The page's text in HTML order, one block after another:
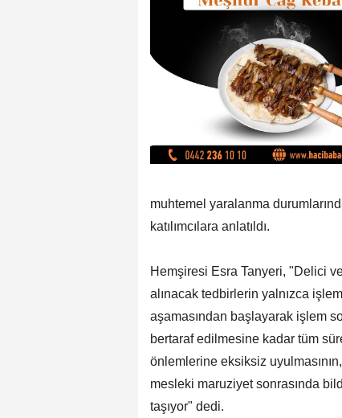
muhtemel yaralanma
katılımcılara anlatıldı.
Hemşiresi Esra Tanyeri, "Delici
alınacak tedbirlerin yalnızca
aşamasından başlayarak işlem
bertaraf edilmesine kadar tüm
önlemlerine eksiksiz
mesleki maruziyet sonrasında
taşıyor" dedi.